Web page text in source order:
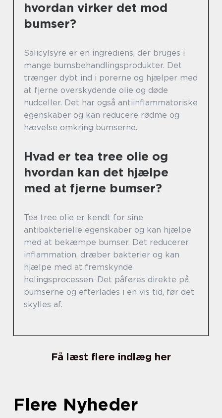
hvordan virker det mod
bumser?
Salicylsyre er en ingrediens, der bruges i
mange bumsbehandlingsprodukter. Det
trænger dybt ind i porerne og hjælper med
at fjerne overskydende olie og døde
hudceller. Det har også antiinflammatoriske
egenskaber og kan reducere rødme og
hævelse omkring bumserne.
Hvad er tea tree olie og
hvordan kan det hjælpe
med at fjerne bumser?
Tea tree olie er kendt for sine
antibakterielle egenskaber og kan hjælpe
med at bekæmpe bumser. Det reducerer
inflammation, dræber bakterier og kan
hjælpe med at fremskynde
helingsprocessen. Det påføres direkte på
bumserne og efterlades i en vis tid, før det
skylles af.
Få læst flere indlæg her
Flere Nyheder